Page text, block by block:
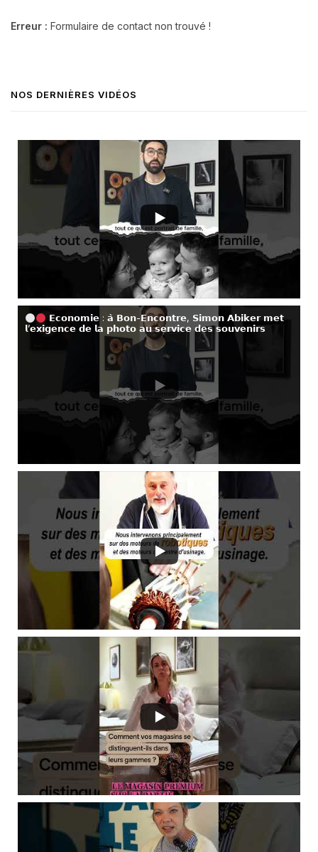
Erreur : Formulaire de contact non trouvé !
NOS DERNIÈRES VIDÉOS
𝗘𝗰𝗼𝗻𝗼𝗺𝗶𝗲 : 𝗮̀ 𝗕𝗼𝗻-𝗘𝗻𝗰𝗼𝗻𝘁𝗿𝗲, 𝗦𝗶𝗺𝗼𝗻 𝗔𝗯𝗶𝗸𝗲𝗿 𝗺𝗲𝘁
𝗹’𝗲𝘅𝗶𝗴𝗲𝗻𝗰𝗲 𝗱𝗲 𝗹𝗮 𝗽𝗵𝗼𝘁𝗼 𝗮𝘂 𝘀𝗲𝗿𝘃𝗶𝗰𝗲 𝗱𝗲𝘀 𝘀𝗼𝘂𝘃𝗲𝗻𝗶𝗿𝘀